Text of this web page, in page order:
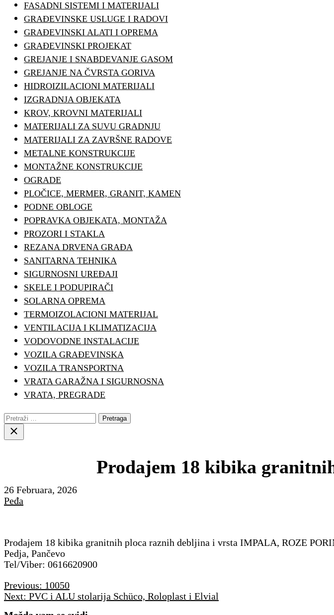
FASADNI SISTEMI I MATERIJALI
GRAĐEVINSKE USLUGE I RADOVI
GRAĐEVINSKI ALATI I OPREMA
GRAĐEVINSKI PROJEKAT
GREJANJE I SNABDEVANJE GASOM
GREJANJE NA ČVRSTA GORIVA
HIDROIZILACIONI MATERIJALI
IZGRADNJA OBJEKATA
KROV, KROVNI MATERIJALI
MATERIJALI ZA SUVU GRADNJU
MATERIJALI ZA ZAVRŠNE RADOVE
METALNE KONSTRUKCIJE
MONTAŽNE KONSTRUKCIJE
OGRADE
PLOČICE, MERMER, GRANIT, KAMEN
PODNE OBLOGE
POPRAVKA OBJEKATA, MONTAŽA
PROZORI I STAKLA
REZANA DRVENA GRAĐA
SANITARNA TEHNIKA
SIGURNOSNI UREĐAJI
SKELE I PODUPIRAČI
SOLARNA OPREMA
TERMOIZOLACIONI MATERIJAL
VENTILACIJA I KLIMATIZACIJA
VODOVODNE INSTALACIJE
VOZILA GRAĐEVINSKA
VOZILA TRANSPORTNA
VRATA GARAŽNA I SIGURNOSNA
VRATA, PREGRADE
Pretraga:
Close
search
Prodajem 18 kibika
26 Februara, 2026
Peđa
Prodajem 18 kibika granitnih ploca raznih debljina i vrsta IMPALA, ROZE
Pedja, Pančevo
Tel/Viber: 0616620900
Navigacija
članaka
Previous: 10050
Next: PVC i ALU stolarija Schüco, Roloplast i Elvial